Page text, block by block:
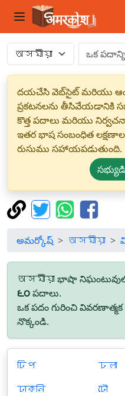
దయచేసి వెబ్‌సైట్ మరియు
ప్రకటనలను తీసివేయడానికి
కొత్త పదాలు మరియు
ఇతర భాష సంబంధిత
రుసుము సహాయపడుతుంది.
అమర్కోష్ অসমীয়া
অসমীয়া భాషా
౬౦పదాలు.
ఒక పదం గురించి
నొక్కండి.
ঢিপ
ঢাকনি
ঢলা
ঢৌ